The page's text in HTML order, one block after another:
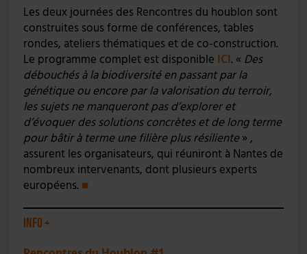
Les deux journées des Rencontres du houblon sont
construites sous forme de conférences, tables
rondes, ateliers thématiques et de co-construction.
Le programme complet est disponible ICI. « Des
débouchés à la biodiversité en passant par la
génétique ou encore par la valorisation du terroir,
les sujets ne manqueront pas d’explorer et
d’évoquer des solutions concrètes et de long terme
pour bâtir à terme une filière plus résiliente» ,
assurent les organisateurs, qui réuniront à Nantes de
nombreux intervenants, dont plusieurs experts
européens. ■
Info +